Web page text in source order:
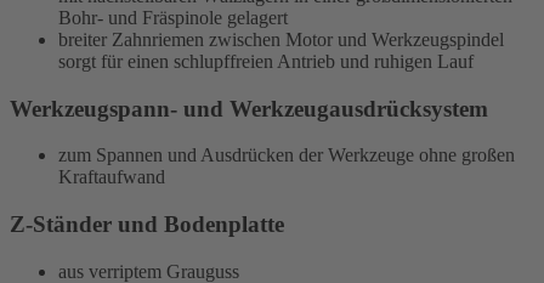
Bohr- und Fräspinole gelagert
breiter Zahnriemen zwischen Motor und Werkzeugspindel
sorgt für einen schlupffreien Antrieb und ruhigen Lauf
Werkzeugspann- und Werkzeugausdrücksystem
zum Spannen und Ausdrücken der Werkzeuge ohne großen
Kraftaufwand
Z-Ständer und Bodenplatte
aus verriptem Grauguss